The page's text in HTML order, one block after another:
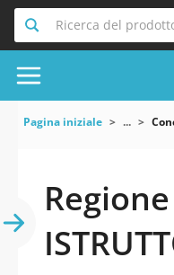
Ricerca del
Pagina iniziale ...